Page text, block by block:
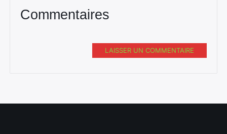
Commentaires
LAISSER UN COMMENTAIRE